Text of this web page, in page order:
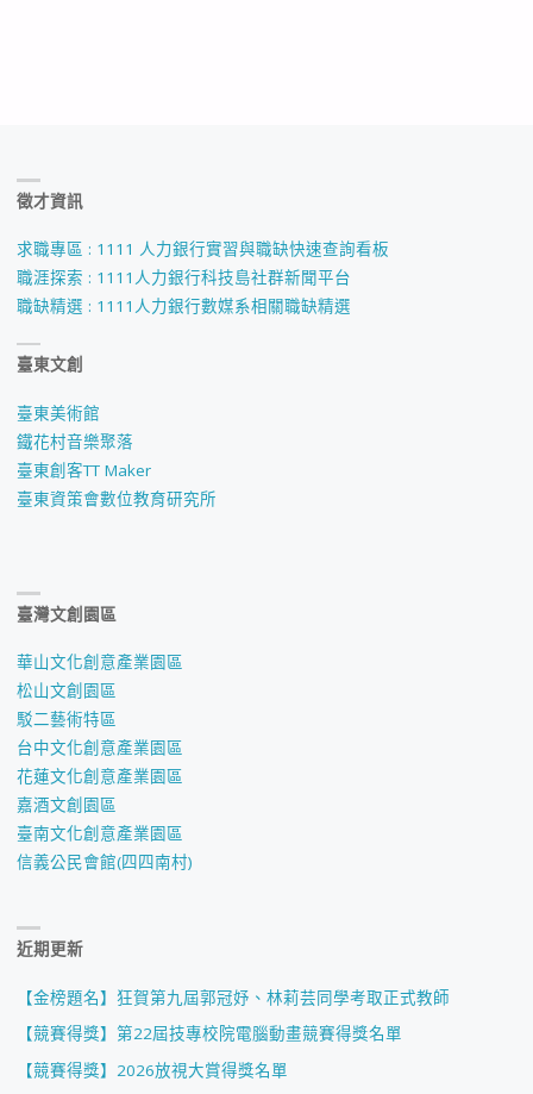
徵才資訊
求職專區 : 1111 人力銀行實習與職缺快速查詢看板
職涯探索 : 1111人力銀行科技島社群新聞平台
職缺精選 : 1111人力銀行數媒系相關職缺精選
臺東文創
臺東美術館
鐵花村音樂聚落
臺東創客TT Maker
臺東資策會數位教育研究所
臺灣文創園區
華山文化創意產業園區
松山文創園區
駁二藝術特區
台中文化創意產業園區
花蓮文化創意產業園區
嘉酒文創園區
臺南文化創意產業園區
信義公民會館(四四南村)
近期更新
【金榜題名】狂賀第九屆郭冠妤、林莉芸同學考取正式教師
【競賽得獎】第22屆技專校院電腦動畫競賽得獎名單
【競賽得獎】2026放視大賞得獎名單